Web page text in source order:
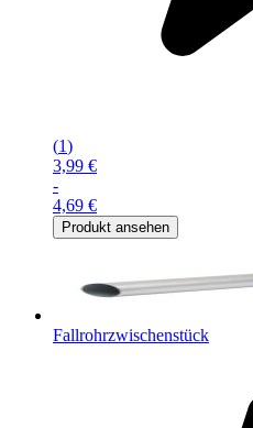
(1)
3,99 €
-
4,69 €
Produkt ansehen
Fallrohrzwischenstück